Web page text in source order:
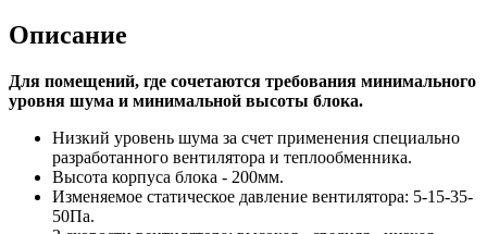
Описание
Для помещений, где сочетаются требования минимального
уровня шума и минимальной высоты блока.
Низкий уровень шума за счет применения специально
разработанного вентилятора и теплообменника.
Высота корпуса блока - 200мм.
Изменяемое статическое давление вентилятора: 5-15-35-
50Па.